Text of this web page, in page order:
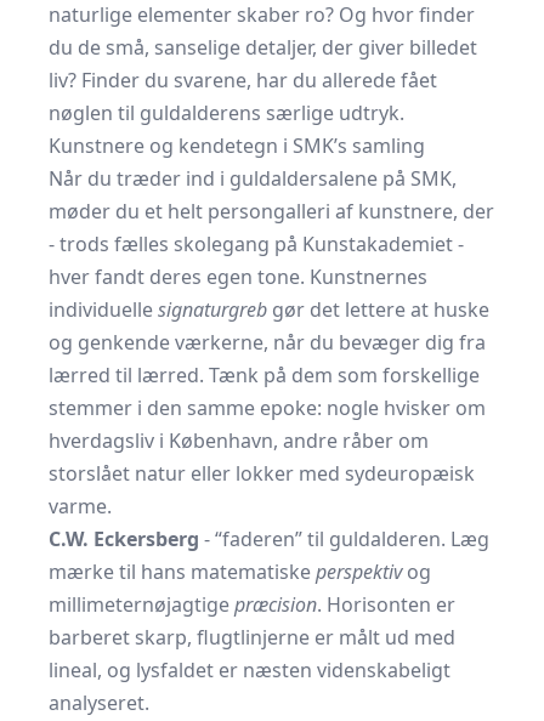
naturlige elementer skaber ro? Og hvor finder
du de små, sanselige detaljer, der giver billedet
liv? Finder du svarene, har du allerede fået
nøglen til guldalderens særlige udtryk.
Kunstnere og kendetegn i SMK’s samling
Når du træder ind i guldaldersalene på SMK,
møder du et helt persongalleri af kunstnere, der
- trods fælles skolegang på Kunstakademiet -
hver fandt deres egen tone. Kunstnernes
individuellesignaturgreb gør det lettere at huske
og genkende værkerne, når du bevæger dig fra
lærred til lærred. Tænk på dem som forskellige
stemmer i den samme epoke: nogle hvisker om
hverdagsliv i København, andre råber om
storslået natur eller lokker med sydeuropæisk
varme.
C.W. Eckersberg - “faderen” til guldalderen. Læg
mærke til hans matematiskeperspektivog
millimeternøjagtigepræcision. Horisonten er
barberet skarp, flugtlinjerne er målt ud med
lineal, og lysfaldet er næsten videnskabeligt
analyseret.